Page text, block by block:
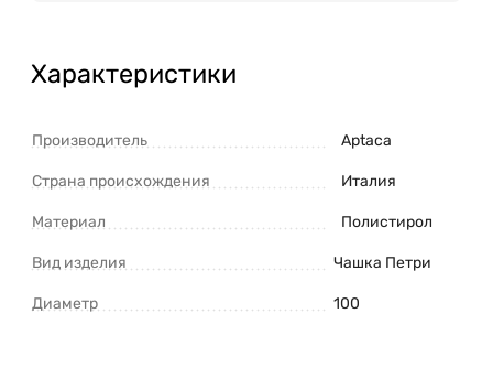
Характеристики
Производитель Aptaca
Страна происхождения Италия
Материал Полистирол
Вид изделия Чашка Петри
Диаметр 100